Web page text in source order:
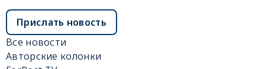
Прислать новость
Все новости
Авторские колонки